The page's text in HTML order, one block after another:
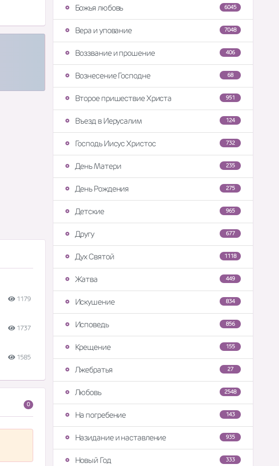
1179
1737
1585
0
6045
Божья любовь
7048
Вера и упование
406
Воззвание и прошение
68
Вознесение Господне
951
Второе пришествие Христа
124
Въезд в Иерусалим
732
Господь Иисус Христос
235
День Матери
275
День Рождения
965
Детские
677
Другу
1118
Дух Святой
449
Жатва
834
Искушение
856
Исповедь
155
Крещение
27
Лжебратья
2548
Любовь
143
На погребение
935
Назидание и наставление
333
Новый Год